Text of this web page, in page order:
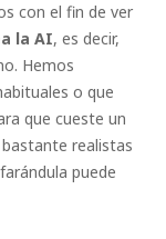
con el fin de ver
la AI, es decir,
Hemos
o que
que cueste un
realistas
puede